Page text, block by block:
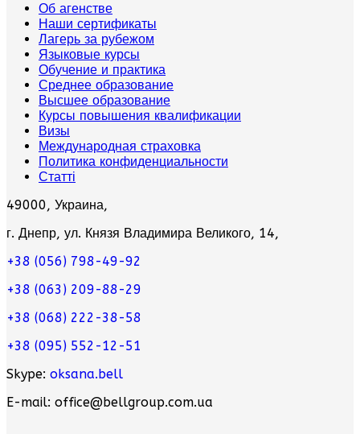
Об агенстве
Наши сертификаты
Лагерь за рубежом
Языковые курсы
Обучение и практика
Среднее образование
Высшее образование
Курсы повышения квалификации
Визы
Международная страховка
Политика конфиденциальности
Статті
49000, Украина,
г. Днепр, ул. Князя Владимира Великого, 14,
+38 (056) 798-49-92
+38 (063) 209-88-29
+38 (068) 222-38-58
+38 (095) 552-12-51
Skype: oksana.bell
E-mail: office@bellgroup.com.ua